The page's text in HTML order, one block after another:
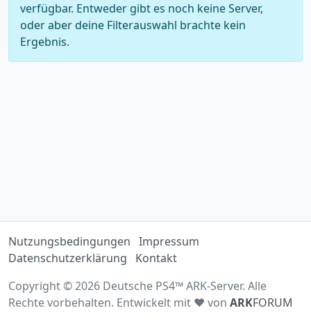
verfügbar. Entweder gibt es noch keine Server,
oder aber deine Filterauswahl brachte kein
Ergebnis.
Nutzungsbedingungen Impressum
Datenschutzerklärung
Kontakt
Copyright © 2026 Deutsche PS4™ ARK-Server. Alle
Rechte vorbehalten. Entwickelt mit ♥ von ARKFORUM